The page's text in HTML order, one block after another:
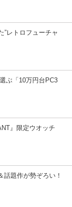
レトロフューチャ
ぶ「10万円台PC3
』限定ウオッチ
話題作が勢ぞろい！